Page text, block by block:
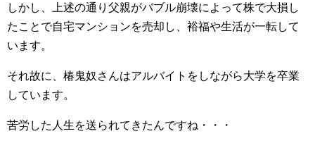
しかし、上述の通り父親がバブル崩壊によって株で大損し
たことで自宅マンションを売却し、裕福や生活が一転して
います。
それ故に、椿鬼奴さんはアルバイトをしながら大学を卒業
しています。
苦労した人生を送られてきたんですね・・・